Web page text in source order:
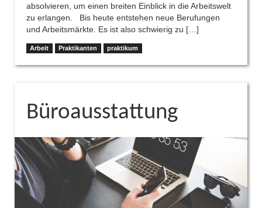
absolvieren, um einen breiten Einblick in die Arbeitswelt
zu erlangen. Bis heute entstehen neue Berufungen
und Arbeitsmärkte. Es ist also schwierig zu […]
Arbeit Praktikanten praktikum
Büroausstattung